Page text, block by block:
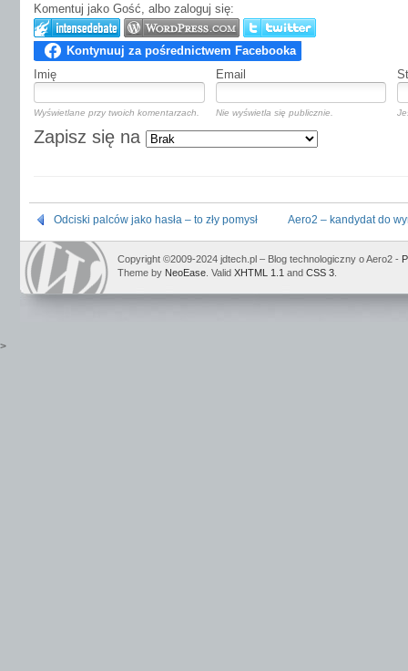
Komentuj jako Gość, albo zaloguj się:
Imię Email
Wyświetlane przy twoich komentarzach. Nie wyświetla się publicznie.
Zapisz się na
Odciski palców jako hasła – to zły pomysł Aero2 – kandydat do
Copyright ©2009-2024 jdtech.pl – Blog technologiczny o Aero2 -
Theme by NeoEase . Valid XHTML 1.1 and CSS 3
>